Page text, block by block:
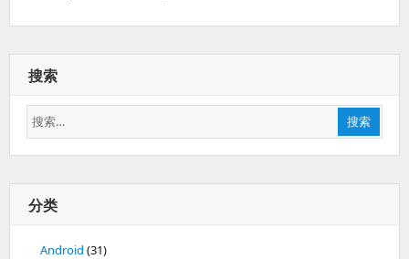
搜索
搜
索：
搜索
分类
Android (31)